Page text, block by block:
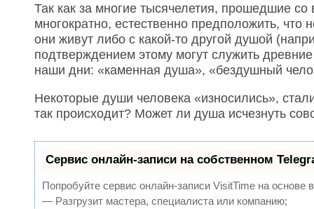
Так как за многие тысячелетия, прошедшие
многократно, естественно предположить,
они живут либо с какой-то другой душой
подтверждением этому могут служить
наши дни: «каменная душа», «бездушный
Некоторые души человека «износились»,
так происходит? Может ли душа исчезнуть
Сервис онлайн-записи на собственном
Попробуйте сервис онлайн-записи VisitTime на основе
— Разгрузит мастера, специалиста или компанию;